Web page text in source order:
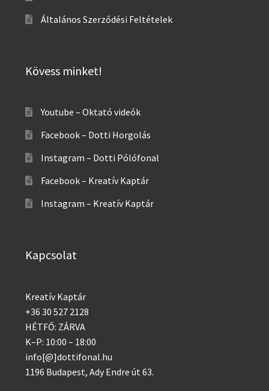
Általános Szerződési Feltételek
Kövess minket!
Youtube – Oktató videók
Facebook – Dotti Horgolás
Instagram – Dotti Pólófonal
Facebook – Kreatív Kaptár
Instagram – Kreatív Kaptár
Kapcsolat
Kreatív Kaptár
+36 30 527 2128
HÉTFŐ: ZÁRVA
K–P: 10:00 – 18:00
info[@]dottifonal.hu
1196 Budapest, Ady Endre út 63.